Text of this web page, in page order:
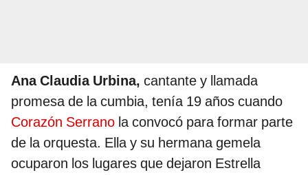
Ana Claudia Urbina, cantante y llamada
promesa de la cumbia, tenía 19 años cuando
Corazón Serrano la convocó para formar parte
de la orquesta. Ella y su hermana gemela
ocuparon los lugares que dejaron Estrella